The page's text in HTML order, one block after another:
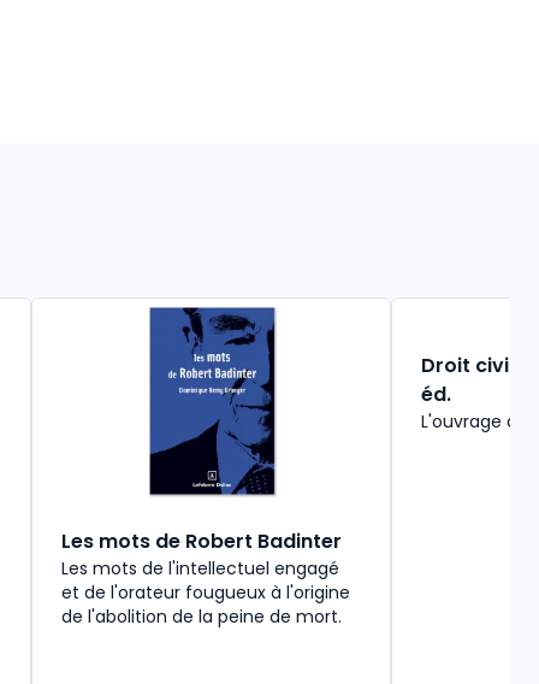
Les mots de Robert Badinter
Les mots de l'intellectuel engagé
et de l'orateur fougueux à l'origine
de l'abolition de la peine de mort.
Droit civil.
éd.
L'ouvrage de